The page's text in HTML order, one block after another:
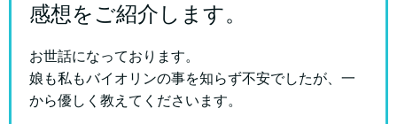
感想をご紹介します。
お世話になっております。
娘も私もバイオリンの事を知らず不安でしたが、一
から優しく教えてくださいます。